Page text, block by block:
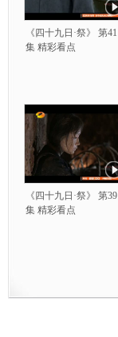
《四十九日·祭》 第41
集 精彩看点
《四十九日·祭》 第39
集 精彩看点